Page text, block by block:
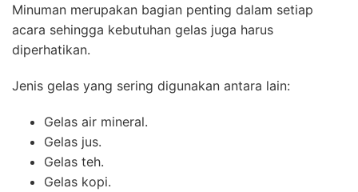
Minuman merupakan bagian penting dalam setiap
acara sehingga kebutuhan gelas juga harus
diperhatikan.
Jenis gelas yang sering digunakan antara lain:
Gelas air mineral.
Gelas jus.
Gelas teh.
Gelas kopi.